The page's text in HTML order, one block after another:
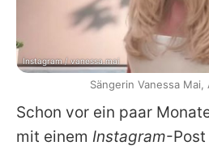
Schon vor ein paar
mit einem Instagram-
Instagram / vanessa.mai
Sängerin Vanessa